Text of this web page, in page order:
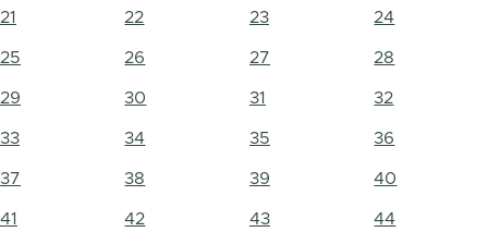
21 22 23 24
25 26 27 28
29 30 31 32
33 34 35 36
37 38 39 40
41 42 43 44